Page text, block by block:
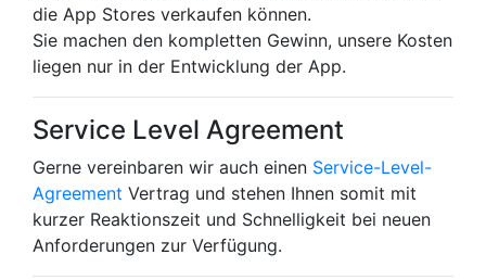
die App Stores verkaufen können.
Sie machen den kompletten Gewinn, unsere Kosten
liegen nur in der Entwicklung der App.
Service Level Agreement
Gerne vereinbaren wir auch einen Service-Level-
Agreement Vertrag und stehen Ihnen somit mit
kurzer Reaktionszeit und Schnelligkeit bei neuen
Anforderungen zur Verfügung.